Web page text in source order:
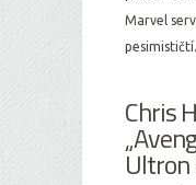
Marvel
Chris
Ultron